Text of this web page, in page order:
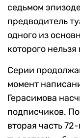
седьмом
предводитель
одного из
которого
Серии
момент
Герасимова
подписчиков.
вторая часть